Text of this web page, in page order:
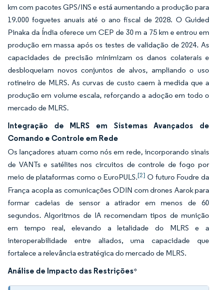
km com pacotes GPS/INS e está aumentando a produção para
19.000 foguetes anuais até o ano fiscal de 2028. O Guided
Pinaka da Índia oferece um CEP de 30 m a 75 km e entrou em
produção em massa após os testes de validação de 2024. As
capacidades de precisão minimizam os danos colaterais e
desbloqueiam novos conjuntos de alvos, ampliando o uso
rotineiro de MLRS. As curvas de custo caem à medida que a
produção em volume escala, reforçando a adoção em todo o
mercado de MLRS.
Integração de MLRS em Sistemas Avançados de
Comando e Controle em Rede
Os lançadores atuam como nós em rede, incorporando sinais
de VANTs e satélites nos circuitos de controle de fogo por
meio de plataformas como o EuroPULS.[2] O futuro Foudre da
França acopla as comunicações ODIN com drones Aarok para
formar cadeias de sensor a atirador em menos de 60
segundos. Algoritmos de IA recomendam tipos de munição
em tempo real, elevando a letalidade do MLRS e a
interoperabilidade entre aliados, uma capacidade que
fortalece a relevância estratégica do mercado de MLRS.
Análise de Impacto das Restrições*